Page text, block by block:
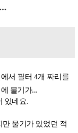
서 필터 4개 짜리를
물기가...
있네요.
물기가 있었던 적